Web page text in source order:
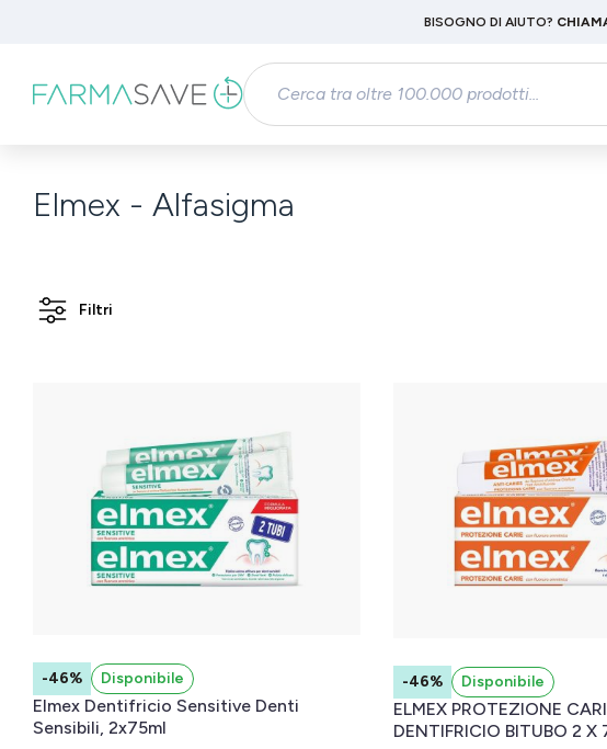
Passa alla navigazione principale
BISOGNO DI AIUTO?
Elmex - Alfasigma
Filtri
-46% Disponibile
Elmex Dentifricio Sensitive Denti
Sensibili, 2x75ml
-46% Disponibile
ELMEX PROTEZIONE
DENTIFRICIO